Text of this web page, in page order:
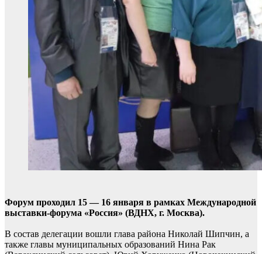
Форум проходил 15 — 16 января в рамках Международной
выставки-форума «Россия» (ВДНХ, г. Москва).
В состав делегации вошли глава района Николай Шипчин, а
также главы муниципальных образований Нина Рак